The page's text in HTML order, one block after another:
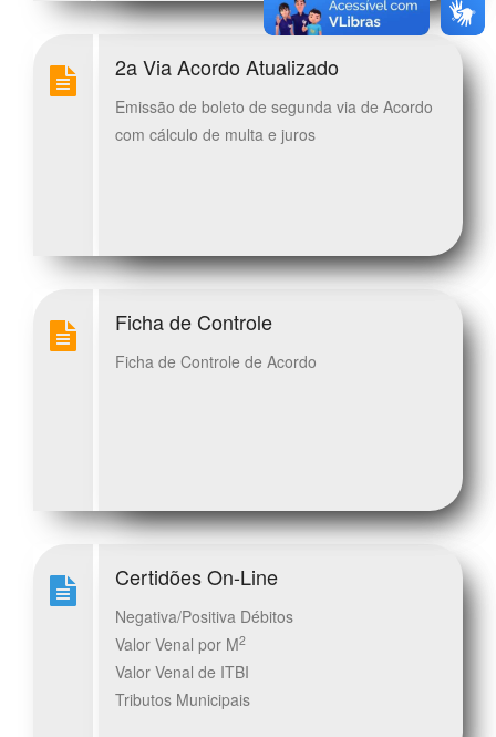
2a Via Acordo Atualizado
Emissão de boleto de segunda via de Acordo
com cálculo de multa e juros
Ficha de Controle
Ficha de Controle de Acordo
Certidões On-Line
Negativa/Positiva Débitos
Valor Venal por M2
Valor Venal de ITBI
Tributos Municipais